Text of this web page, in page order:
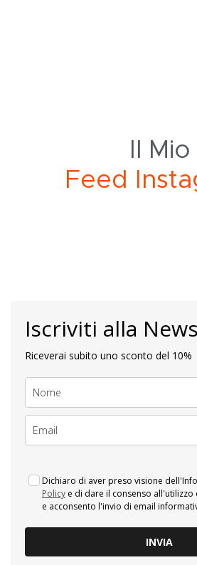
Il Mio
Feed Insta
Iscriviti alla
Riceverai subito uno sconto del 10%
Dichiaro di aver preso visione
Policy e di dare il consenso
e acconsento l'invio di email
INVIA